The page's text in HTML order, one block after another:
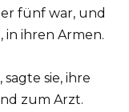
fünf war, und
in ihren Armen.
sagte sie, ihre
zum Arzt.